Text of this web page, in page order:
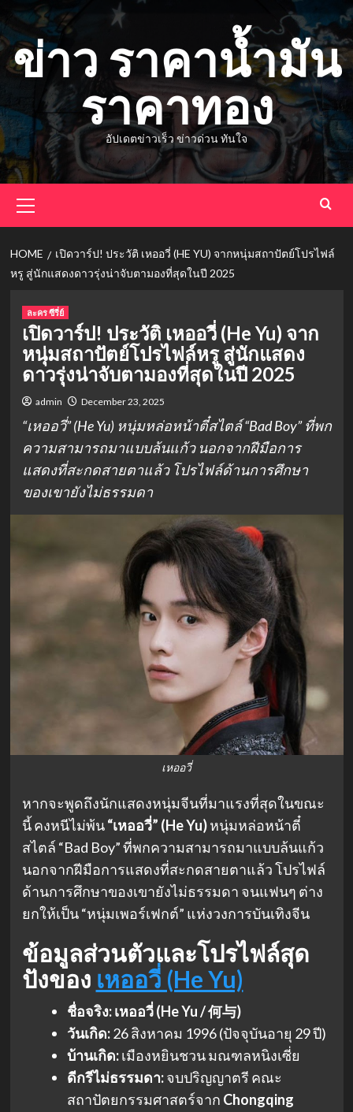
to
content
ข่าว ราคาน้ำมัน
ราคาทอง
อัปเดตข่าวเร็ว ข่าวด่วน ทันใจ
Menu
HOME
เปิดวาร์ป! ประวัติ เหออวี่ (HE YU) จากหนุ่มสถาปัตย์โปรไฟล์
หรู สู่นักแสดงดาวรุ่งน่าจับตามองที่สุดในปี 2025
ละคร ซีรี่ย์
เปิดวาร์ป! ประวัติ เหออวี่ (He Yu) จาก
หนุ่มสถาปัตย์โปรไฟล์หรู สู่นักแสดง
ดาวรุ่งน่าจับตามองที่สุดในปี 2025
admin December 23, 2025
“เหออวี่” (He Yu) หนุ่มหล่อหน้าตี๋สไตล์ “Bad Boy” ที่พก
ความสามารถมาแบบล้นแก้ว นอกจากฝีมือการ
แสดงที่สะกดสายตาแล้ว โปรไฟล์ด้านการศึกษา
ของเขายังไม่ธรรมดา
เหออวี่
หากจะพูดถึงนักแสดงหนุ่มจีนที่มาแรงที่สุดในขณะ
นี้ คงหนีไม่พ้น“เหออวี่” (He Yu)หนุ่มหล่อหน้าตี๋
สไตล์ “Bad Boy” ที่พกความสามารถมาแบบล้นแก้ว
นอกจากฝีมือการแสดงที่สะกดสายตาแล้ว โปรไฟล์
ด้านการศึกษาของเขายังไม่ธรรมดา จนแฟนๆ ต่าง
ยกให้เป็น “หนุ่มเพอร์เฟกต์” แห่งวงการบันเทิงจีน
ข้อมูลส่วนตัวและโปรไฟล์สุด
ปังของ เหออวี่ (He Yu)
ชื่อจริง: เหออวี่ (He Yu / 何与)
วันเกิด:26 สิงหาคม 1996 (ปัจจุบันอายุ 29 ปี)
บ้านเกิด:เมืองหยินชวน มณฑลหนิงเซี่ย
ดีกรีไม่ธรรมดา:จบปริญญาตรี คณะ
สถาปัตยกรรมศาสตร์จาก Chongqing